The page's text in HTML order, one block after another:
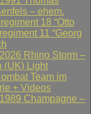
– ehem.
18 “Otto
11 “Georg
2026 Rhino Storm –
(UK) Light
Team im
+ Videos
1989 Champagne –